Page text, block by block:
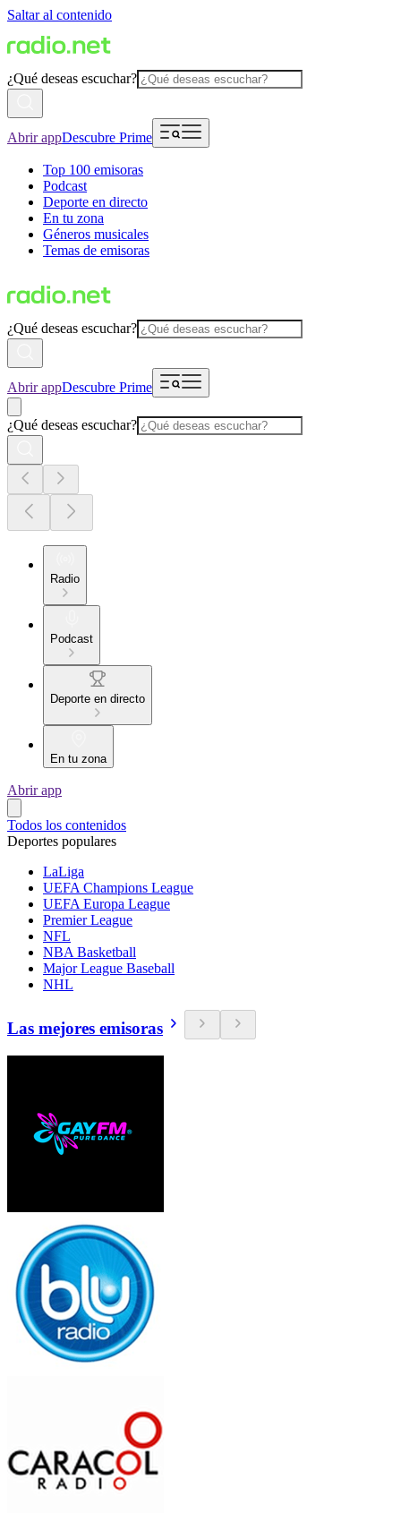
Saltar al contenido
¿Qué deseas escuchar?
Abrir appDescubre Prime
Top 100 emisoras
Podcast
Deporte en directo
En tu zona
Géneros musicales
Temas de emisoras
¿Qué deseas escuchar?
Abrir appDescubre Prime
¿Qué deseas escuchar?
Radio
Podcast
Deporte en directo
En tu zona
Abrir app
Todos los contenidos
Deportes populares
LaLiga
UEFA Champions League
UEFA Europa League
Premier League
NFL
NBA Basketball
Major League Baseball
NHL
Las mejores emisoras